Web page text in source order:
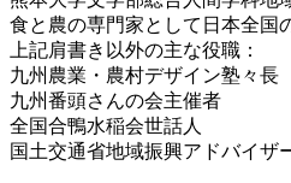
食と農の専門家として日本全国
上記肩書き以外の主な役職：
九州農業・農村デザイン塾々長
九州番頭さんの会主催者
全国合鴨水稲会世話人
国土交通省地域振興アドバイザ